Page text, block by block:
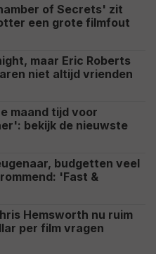
of Secrets' zit
een grote filmfout
maar Eric Roberts
niet altijd vrienden
maand tijd voor
bekijk de nieuwste
budgetten veel
'Fast &
Hemsworth nu ruim
per film vragen